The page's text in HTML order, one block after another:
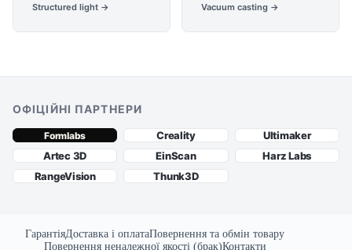
Structured light → Vacuum casting →
ОФІЦІЙНІ ПАРТНЕРИ
Formlabs Creality
Ultimaker
Artec 3D
EinScan
Harz Labs
RangeVision
Thunk3D
ГарантіяДоставка і оплатаПовернення та обмін товару
Повернення неналежної якості (брак)Контакти